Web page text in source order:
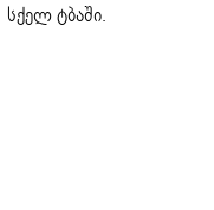
სქელ ტბაში.